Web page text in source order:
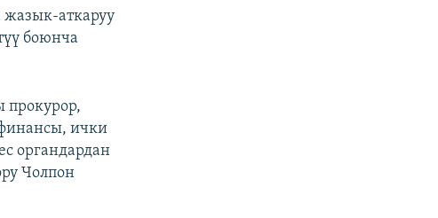
аткаруу
боюнча
прокурор,
ички
органдардан
Чолпон